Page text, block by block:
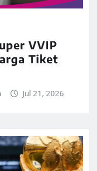
VVIP
Tiket
Jul 21, 2026